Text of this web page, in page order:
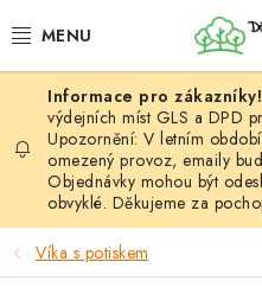
na
HÁČKOVÁNÍ
VYPLÉTÁNÍ
PŘÍZE
výdejních míst GLS a DPD
Upozornění: V letním
omezený provoz, emaily
Objednávky mohou být
obvyklé. Děkujeme za
Víka s potiskem